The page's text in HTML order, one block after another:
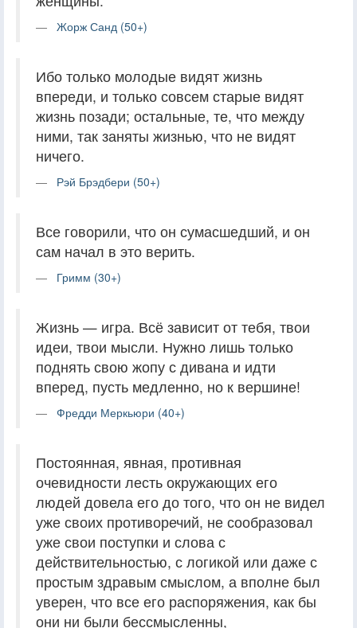
Жорж Санд (50+)
Ибо только молодые видят жизнь
впереди, и только совсем старые видят
жизнь позади; остальные, те, что между
ними, так заняты жизнью, что не видят
ничего.
Рэй Брэдбери (50+)
Все говорили, что он сумасшедший, и он
сам начал в это верить.
Гримм (30+)
Жизнь — игра. Всё зависит от тебя, твои
идеи, твои мысли. Нужно лишь только
поднять свою жопу с дивана и идти
вперед, пусть медленно, но к вершине!
Фредди Меркьюри (40+)
Постоянная, явная, противная
очевидности лесть окружающих его
людей довела его до того, что он не видел
уже своих противоречий, не сообразовал
уже свои поступки и слова с
действительностью, с логикой или даже с
простым здравым смыслом, а вполне был
уверен, что все его распоряжения, как бы
они ни были бессмысленны,